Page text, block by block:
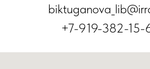
+7-919-382-15-